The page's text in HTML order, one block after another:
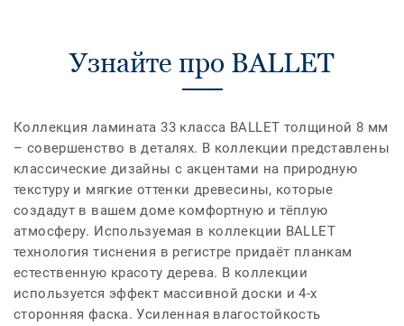
Узнайте про BALLET
Коллекция ламината 33 класса BALLET толщиной 8 мм
– совершенство в деталях. В коллекции представлены
классические дизайны с акцентами на природную
текстуру и мягкие оттенки древесины, которые
создадут в вашем доме комфортную и тёплую
атмосферу. Используемая в коллекции BALLET
технология тиснения в регистре придаёт планкам
естественную красоту дерева. В коллекции
используется эффект массивной доски и 4-х
сторонняя фаска. Усиленная влагостойкость